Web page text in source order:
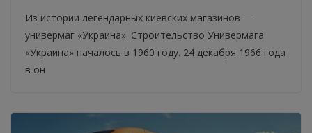
Из истории легендарных киевских магазинов —
универмаг «Украина». Строительство Универмага
«Украина» началось в 1960 году. 24 декабря 1966 года
в он